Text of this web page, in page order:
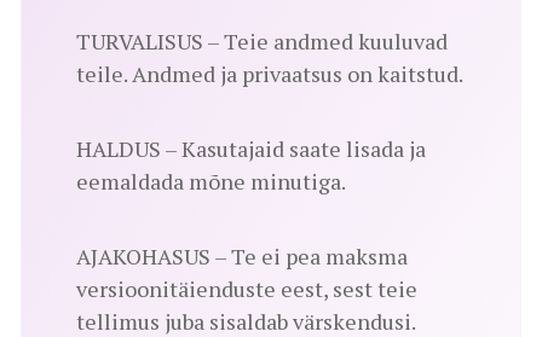
TURVALISUS – Teie andmed kuuluvad
teile. Andmed ja privaatsus on kaitstud.
HALDUS – Kasutajaid saate lisada ja
eemaldada mõne minutiga.
AJAKOHASUS – Te ei pea maksma
versioonitäienduste eest, sest teie
tellimus juba sisaldab värskendusi.